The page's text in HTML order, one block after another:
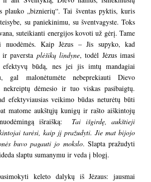
plauko „biznierių“. Tai šventas pyktis, kuris
su paniekinimu, su šventvagyste. Toks
suteikianti energijos kovoti už gėrį. Tame
Kaip Jėzus – Jis supyko, kad
paversta plėšikų lindyne, todėl Jėzus imasi
būdą, nes jei jis imtų mandagiai
gal malonėtumėte nebeprekiauti Dievo
nekreiptų dėmesio ir tuo viskas pasibaigtų.
efektyviausias veikimo būdas neturėtų būti
matome aukštųjų kunigų ir rašto aiškintojų
išraišką: Tai išgirdę, aukštieji
tarėsi, kaip jį pražudyti. Jie mat bijojo
buvo pagauti jo mokslo. Slapta pražudyti
slaptu sumanymu ir veda į blogį.
keleto dalykų iš Jėzaus: jausmai